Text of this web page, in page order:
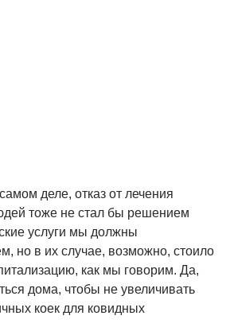
деле, отказ от лечения
тоже не стал бы решением
услуги мы должны
но в их случае, возможно, стоило
как мы говорим. Да,
дома, чтобы не увеличивать
коек для ковидных